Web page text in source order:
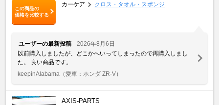
この商品の
価格を比較する
カーケア クロス・タオル・スポンジ
ユーザーの最新投稿
2026年8月6日
以前購入しましたが、どこかへいってしまったので再購入しまし
た。 良い商品です。
keepinAlabama （愛車：ホンダ ZR-V）
AXIS-PARTS